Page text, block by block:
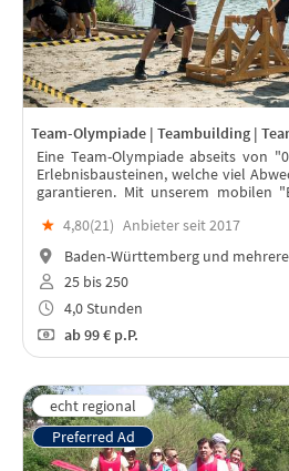
Team-Olympiade | Teambuilding |
Eine Team-Olympiade abseits von
Erlebnisbausteinen, welche viel
garantieren. Mit unserem mobilen
★ 4,80(21) Anbieter seit 2017
Baden-Württemberg und
25 bis 250
4,0 Stunden
ab99 € p.P.